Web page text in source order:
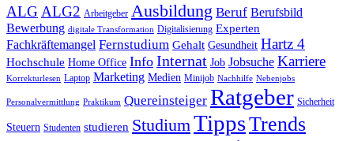
ALG ALG2 Arbeitgeber Ausbildung Beruf Berufsbild
Bewerbung digitale Transformation Digitalisierung Experten
Fachkräftemangel Fernstudium Gehalt Gesundheit Hartz 4
Hochschule Home Office Info Internat Job Jobsuche Karriere
Korrekturlesen Laptop Marketing Medien Minijob Nachhilfe Nebenjobs
Personalvermittlung Praktikum Quereinsteiger Ratgeber Sicherheit
Steuern Studenten studieren StudiumTippsTrends